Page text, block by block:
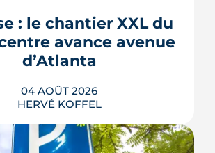
: le chantier XXL du
avance avenue
d’Atlanta
04 AOÛT 2026
HERVÉ KOFFEL